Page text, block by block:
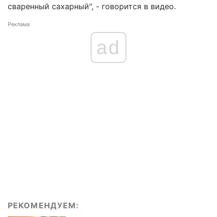
сваренный сахарный", - говорится в видео.
Реклама
ad
РЕКОМЕНДУЕМ: